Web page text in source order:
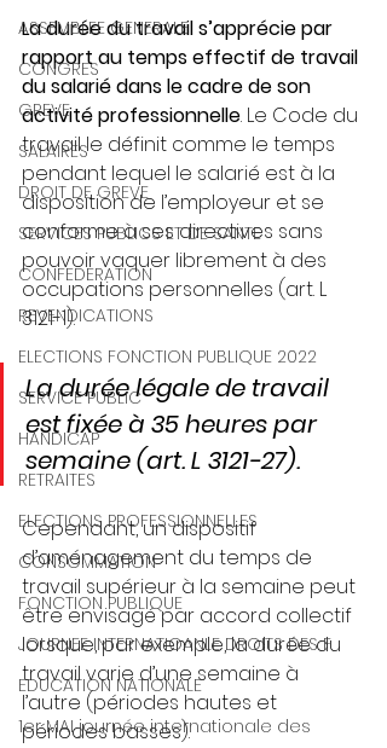
ASSEMBLEE GENERALE
CONGRES
GREVE
SALAIRES
DROIT DE GREVE
SERVICES PUBLICS ET DE SANTE
CONFEDERATION
REVENDICATIONS
ELECTIONS FONCTION PUBLIQUE 2022
SERVICE PUBLIC
HANDICAP
RETRAITES
ELECTIONS PROFESSIONNELLES
CONSOMMATION
FONCTION PUBLIQUE
JOURNEE INTERNATIOANLE DROITS DES F
EDUCATION NATIONALE
1er MAI journée internationale des
La durée du travail s’apprécie par
rapport au temps effectif de travail
du salarié dans le cadre de son
activité professionnelle. Le Code du
travail le définit comme le temps
pendant lequel le salarié est à la
disposition de l’employeur et se
conforme à ses directives sans
pouvoir vaquer librement à des
occupations personnelles (art. L
3121-1).
La durée légale de travail
est fixée à 35 heures par
semaine (art. L 3121-27).
Cependant, un dispositif
d’aménagement du temps de
travail supérieur à la semaine peut
être envisagé par accord collectif
lorsque, par exemple, la durée du
travail varie d’une semaine à
l’autre (périodes hautes et
périodes basses).